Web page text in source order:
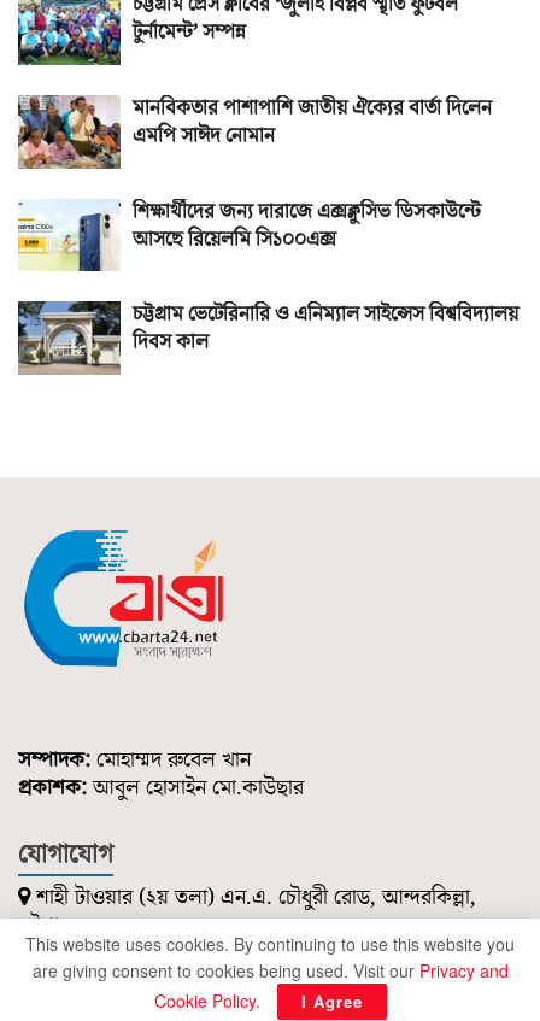
টুর্নামেন্ট’ সম্পন্ন
মানবিকতার পাশাপাশি জাতীয় ঐক্যের বার্তা দিলেন
এমপি সাঈদ নোমান
শিক্ষার্থীদের জন্য দারাজে এক্সক্লুসিভ ডিসকাউন্টে
আসছে রিয়েলমি সি১০০এক্স
চট্টগ্রাম ভেটেরিনারি ও এনিম্যাল সাইন্সেস বিশ্ববিদ্যালয়
দিবস কাল
সম্পাদক: মোহাম্মদ রুবেল খান
প্রকাশক:আবুল হোসাইন মো.কাউছার
যোগাযোগ
শাহী টাওয়ার (২য় তলা) এন.এ. চৌধুরী রোড, আন্দরকিল্লা,
চট্টগ্রাম।
০১৮৫১ ২১৪ ৭৪৭
cbartanews@gmail.com
This website uses cookies. By continuing to use this website you
are giving consent to cookies being used. Visit our Privacy and
Cookie Policy. I Agree